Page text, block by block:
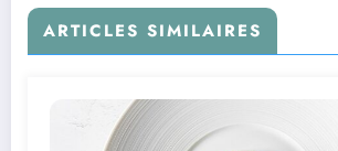
ARTICLES SIMILAIRES